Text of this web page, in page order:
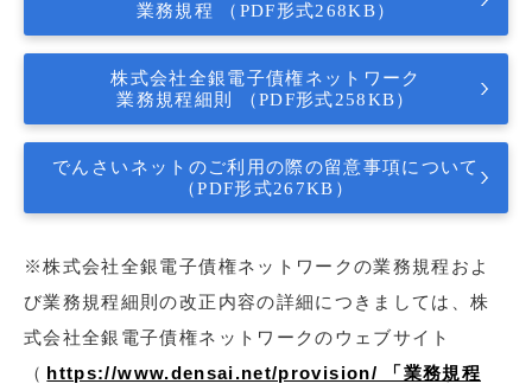
業務規程 （PDF形式268KB）
株式会社全銀電子債権ネットワーク
業務規程細則 （PDF形式258KB）
でんさいネットのご利用の際の留意事項について
（PDF形式267KB）
※株式会社全銀電子債権ネットワークの業務規程およ
び業務規程細則の改正内容の詳細につきましては、株
式会社全銀電子債権ネットワークのウェブサイト
（ https://www.densai.net/provision/ 「業務規程